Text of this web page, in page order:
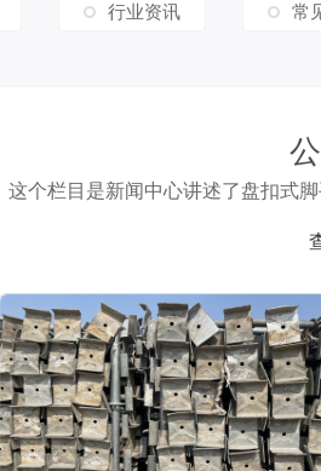
行业资讯 常
这个栏目是新闻中心讲述了盘扣式